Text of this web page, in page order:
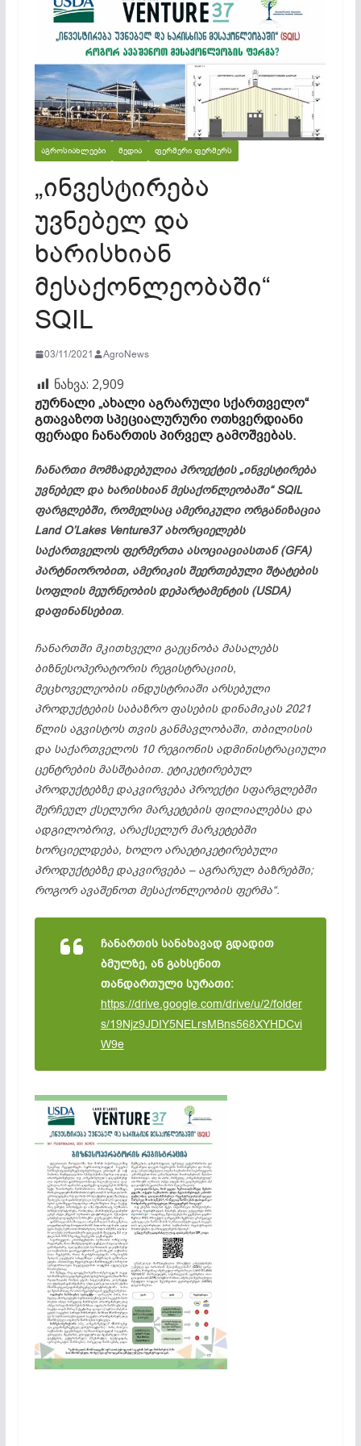
ᲐᲒᲠᲝᲡᲘᲐᲮᲚᲔᲔᲑᲘ ᲛᲔᲓᲘᲐ ᲤᲔᲠᲛᲔᲠᲘ ᲤᲔᲠᲛᲔᲠᲡ
„ინვესტირება
უვნებელ და
ხარისხიან
მესაქონლეობაში“
SQIL
03/11/2021 AgroNews
ნახვა: 2,909
ჟურნალი „ახალი აგრარული სქართველო“
გთავაზოთ სპეციალურური ოთხვერდიანი
ფერადი ჩანართის პირველ გამოშვებას.
ჩანართი მომზადებულია პროექტის „ინვესტირება
უვნებელ და ხარისხიან მესაქონლეობაში“ SQIL
ფარგლებში, რომელსაც ამერიკული ორგანიზაცია
Land O’Lakes Venture37 ახორციელებს
საქართველოს ფერმერთა ასოციაციასთან (GFA)
პარტნიორობით, ამერიკის შეერთებული შტატების
სოფლის მეურნეობის დეპარტამენტის (USDA)
დაფინანსებით.
ჩანართში მკითხველი გაეცნობა მასალებს
ბიზნესოპერატორის რეგისტრაციის,
მეცხოველეობის ინდუსტრიაში არსებული
პროდუქტების საბაზრო ფასების დინამიკას 2021
წლის აგვისტოს თვის განმავლობაში, თბილისის
და საქართველოს 10 რეგიონის ადმინისტრაციული
ცენტრების მასშტაბით. ეტიკეტირებულ
პროდუქტებზე დაკვირვება პროექტი სფარგლებში
შერჩეულ ქსელური მარკეტების ფილიალებსა და
ადგილობრივ, არაქსელურ მარკეტებში
ხორციელდება, ხოლო არაეტიკეტირებული
პროდუქტებზე დაკვირვება – აგრარულ ბაზრებში;
როგორ ავაშენოთ მესაქონლეობის ფერმა“.
ჩანართის სანახავად გდადით
ბმულზე, ან გახსენით
თანდართული სურათი:
https://drive.google.com/drive/u/2/folder
s/19Njz9JDIY5NELrsMBns568XYHDCvi
W9e